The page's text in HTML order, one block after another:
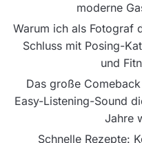
moderne
Warum ich als Fotograf
Schluss mit Posing-
und
Das große
Easy-Listening-Sound
Jahre
Schnelle Rezepte: